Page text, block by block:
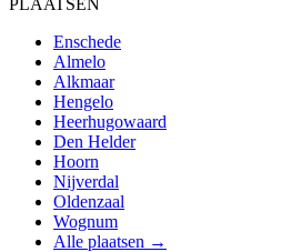
Enschede
Almelo
Alkmaar
Hengelo
Heerhugowaard
Den Helder
Hoorn
Nijverdal
Oldenzaal
Wognum
Alle plaatsen →